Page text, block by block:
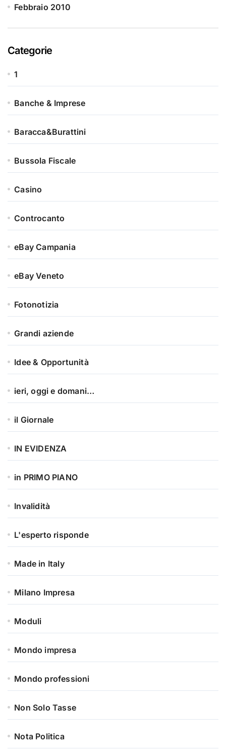
Febbraio 2010
Categorie
1
Banche & Imprese
Baracca&Burattini
Bussola Fiscale
Casino
Controcanto
eBay Campania
eBay Veneto
Fotonotizia
Grandi aziende
Idee & Opportunità
ieri, oggi e domani…
il Giornale
IN EVIDENZA
in PRIMO PIANO
Invalidità
L'esperto risponde
Made in Italy
Milano Impresa
Moduli
Mondo impresa
Mondo professioni
Non Solo Tasse
Nota Politica